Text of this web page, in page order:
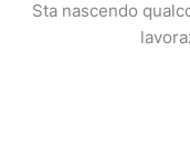
Sta nascendo